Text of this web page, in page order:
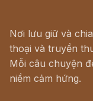
Nơi lưu giữ và
thoại và truyền
Mỗi câu chuyện
niềm cảm hứng.